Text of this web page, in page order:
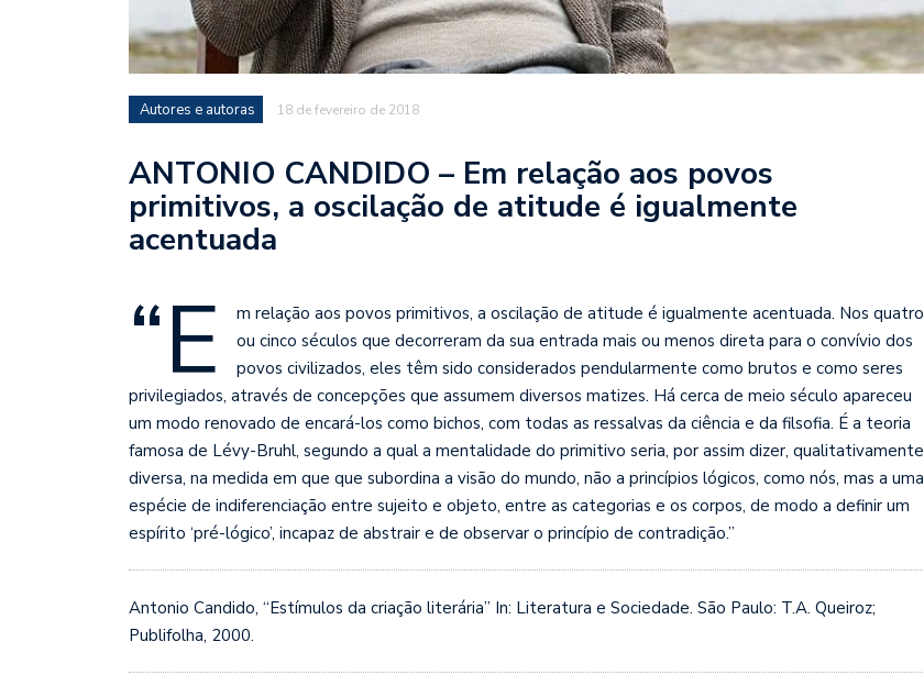
Autores e autoras 18 de fevereiro de 2018
ANTONIO CANDIDO – Em relação aos povos
primitivos, a oscilação de atitude é igualmente
acentuada
“E
m relação aos povos primitivos, a oscilação de atitude é igualmente acentuada. Nos quatro
ou cinco séculos que decorreram da sua entrada mais ou menos direta para o convívio dos
povos civilizados, eles têm sido considerados pendularmente como brutos e como seres
privilegiados, através de concepções que assumem diversos matizes. Há cerca de meio século apareceu
um modo renovado de encará-los como bichos, com todas as ressalvas da ciência e da filsofia. É a teoria
famosa de Lévy-Bruhl, segundo a qual a mentalidade do primitivo seria, por assim dizer, qualitativamente
diversa, na medida em que que subordina a visão do mundo, não a princípios lógicos, como nós, mas a uma
espécie de indiferenciação entre sujeito e objeto, entre as categorias e os corpos, de modo a definir um
espírito ‘pré-lógico’, incapaz de abstrair e de observar o princípio de contradição.”
Antonio Candido, “Estímulos da criação literária” In: Literatura e Sociedade. São Paulo: T.A. Queiroz;
Publifolha, 2000.